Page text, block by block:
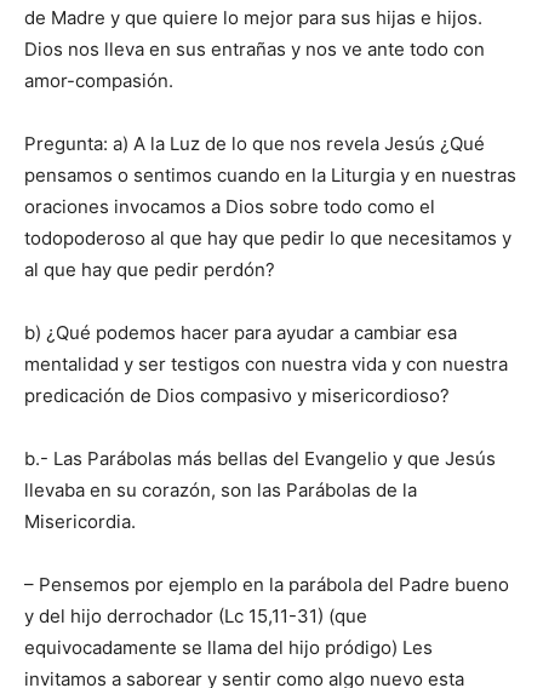
de Madre y que quiere lo mejor para sus hijas e hijos.
Dios nos lleva en sus entrañas y nos ve ante todo con
amor-compasión.
Pregunta: a) A la Luz de lo que nos revela Jesús ¿Qué
pensamos o sentimos cuando en la Liturgia y en nuestras
oraciones invocamos a Dios sobre todo como el
todopoderoso al que hay que pedir lo que necesitamos y
al que hay que pedir perdón?
b) ¿Qué podemos hacer para ayudar a cambiar esa
mentalidad y ser testigos con nuestra vida y con nuestra
predicación de Dios compasivo y misericordioso?
b.- Las Parábolas más bellas del Evangelio y que Jesús
llevaba en su corazón, son las Parábolas de la
Misericordia.
– Pensemos por ejemplo en la parábola del Padre bueno
y del hijo derrochador (Lc 15,11-31) (que
equivocadamente se llama del hijo pródigo) Les
invitamos a saborear y sentir como algo nuevo esta